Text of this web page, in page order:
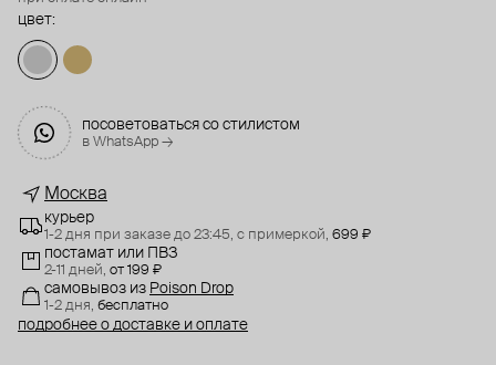
цвет:
посоветоваться со стилистом
в WhatsApp →
Москва
курьер
1-2 дня при заказе до 23:45, с примеркой, 699 ₽
постамат или ПВЗ
2-11 дней, от 199 ₽
самовывоз из Poison Drop
1-2 дня, бесплатно
подробнее о доставке и оплате